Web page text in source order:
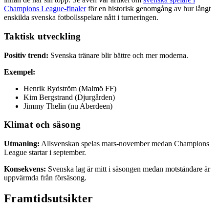
Champions League-finalerför en historisk genomgång av hur långt
enskilda svenska fotbollsspelare nått i turneringen.
Taktisk utveckling
Positiv trend: Svenska tränare blir bättre och mer moderna.
Exempel:
Henrik Rydström (Malmö FF)
Kim Bergstrand (Djurgården)
Jimmy Thelin (nu Aberdeen)
Klimat och säsong
Utmaning: Allsvenskan spelas mars-november medan Champions
League startar i september.
Konsekvens: Svenska lag är mitt i säsongen medan motståndare är
uppvärmda från försäsong.
Framtidsutsikter